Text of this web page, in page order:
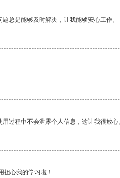
总是能够及时解决，让我能够安心工作。
过程中不会泄露个人信息，这让我很放
担心我的学习啦！